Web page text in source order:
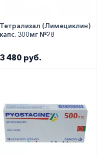
Тетрализал (Лимециклин)
капс. 300мг №28
3 480 руб.